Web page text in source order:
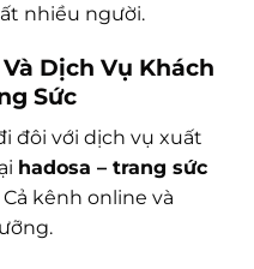
nhiều người.
Dịch Vụ Khách
Sức
đôi với dịch vụ xuất
hadosa – trang sức
kênh online và